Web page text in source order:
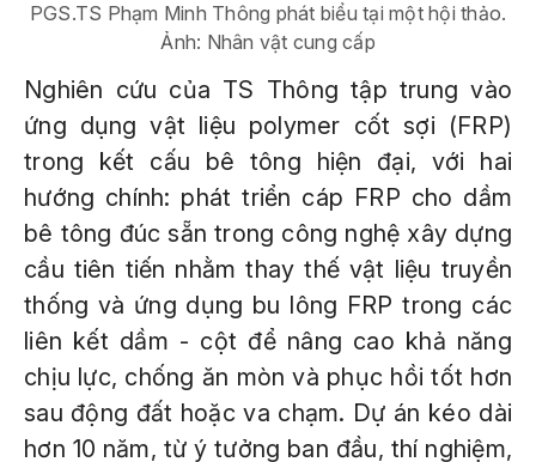
PGS.TS Phạm Minh Thông phát biểu tại một hội thảo.
Ảnh: Nhân vật cung cấp
Nghiên cứu của TS Thông tập trung vào
ứng dụng vật liệu polymer cốt sợi (FRP)
trong kết cấu bê tông hiện đại, với hai
hướng chính: phát triển cáp FRP cho dầm
bê tông đúc sẵn trong công nghệ xây dựng
cầu tiên tiến nhằm thay thế vật liệu truyền
thống và ứng dụng bu lông FRP trong các
liên kết dầm - cột để nâng cao khả năng
chịu lực, chống ăn mòn và phục hồi tốt hơn
sau động đất hoặc va chạm. Dự án kéo dài
hơn 10 năm, từ ý tưởng ban đầu, thí nghiệm,